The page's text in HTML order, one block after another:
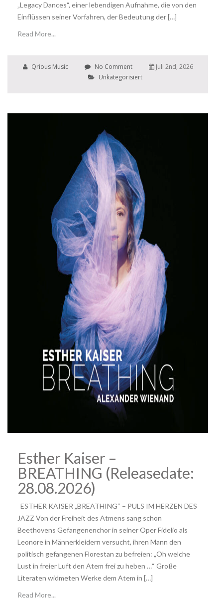
„Legacy Dances“, einer lebendigen Aufnahme, die von den
Einflüssen seiner Vorfahren, der Bedeutung der […]
Read More...
Qrious Music No Comment
Juli 2nd, 2026
Unkategorisiert
Esther Kaiser –
BREATHING (Releasedate:
28.08.2026)
ESTHER KAISER „BREATHING“ – PULS IM HERZEN DES
JAZZ Von der Freiheit des Atmens sang schon
Beethovens Gefangenenchor in seiner Oper Fidelio als
Leonore in Männerkleidern versucht, ihren Mann den
politisch gefangenen Florestan zu befreien: „Oh welche
Lust in freier Luft den Atem frei zu heben …“ Große
Literaten widmeten Werke dem Atem in […]
Read More...